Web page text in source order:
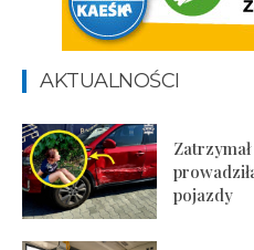
AKTUALNOŚCI
pojazdy